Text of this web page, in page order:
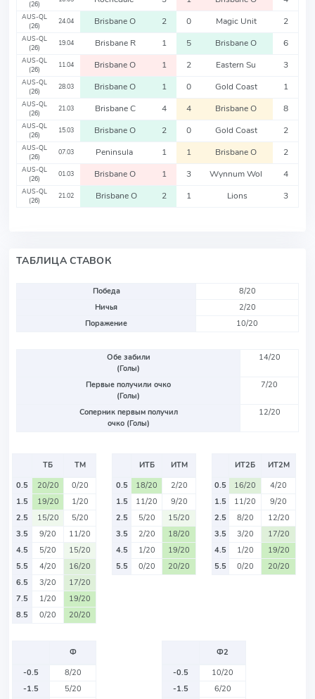
(26)
AUS-QL
(26)
24.04 Brisbane O 2 0 Magic Unit 2
AUS-QL
(26)
19.04 Brisbane R 1 5 Brisbane O 6
AUS-QL
(26)
11.04 Brisbane O 1 2 Eastern Su 3
AUS-QL
(26)
28.03 Brisbane O 1 0 Gold Coast 1
AUS-QL
(26)
21.03 Brisbane C 4 4 Brisbane O 8
AUS-QL
(26)
15.03 Brisbane O 2 0 Gold Coast 2
AUS-QL
(26)
07.03 Peninsula 1 1 Brisbane O 2
AUS-QL
(26)
01.03 Brisbane O 1 3 Wynnum Wol 4
AUS-QL
(26)
21.02 Brisbane O 2 1 Lions 3
ТАБЛИЦА СТАВОК
Победа
8/20
Ничья
2/20
Поражение
10/20
Обе забили
(Голы)
14/20
Первые получили очко
(Голы)
7/20
Соперник первым получил
очко (Голы)
12/20
ТБ
ТМ
0.5
20/20
0/20
1.5
19/20
1/20
2.5
15/20
5/20
3.5
9/20
11/20
4.5
5/20
15/20
5.5
4/20
16/20
6.5
3/20
17/20
7.5
1/20
19/20
8.5
0/20 20/20
ИТБ
ИТМ
0.5
18/20
2/20
1.5
11/20
9/20
2.5
5/20
15/20
3.5
2/20
18/20
4.5
1/20
19/20
5.5
0/20 20/20
ИТ2Б
ИТ2М
0.5
16/20
4/20
1.5
11/20
9/20
2.5
8/20
12/20
3.5
3/20
17/20
4.5
1/20
19/20
5.5
0/20 20/20
Ф
-0.5
8/20
-1.5
5/20
Ф2
-0.5
10/20
-1.5
6/20